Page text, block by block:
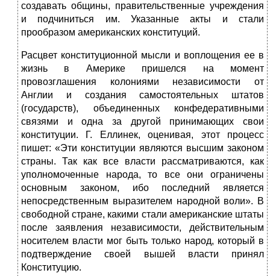
создавать общины, правительственные учреждения
и подчиниться им. Указанные акты и стали
прообразом американских конституций.
Расцвет конституционной мысли и воплощения ее в
жизнь в Америке пришелся на момент
провозглашения колониями независимости от
Англии и создания самостоятельных штатов
(государств), объединенных конфедеративными
связями и одна за другой принимающих свои
конституции. Г. Еллинек, оценивая, этот процесс
пишет: «Эти конституции являются высшим законом
страны. Так как все власти рассматриваются, как
уполномоченные народа, то все они ограничены
основным законом, ибо последний является
непосредственным выразителем народной воли». В
свободной стране, какими стали американские штаты
после заявления независимости, действительным
носителем власти мог быть только народ, который в
подтверждение своей вышей власти принял
Конституцию.